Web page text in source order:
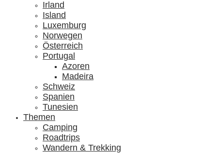
Irland
Island
Luxemburg
Norwegen
Österreich
Portugal
Azoren
Madeira
Schweiz
Spanien
Tunesien
Themen
Camping
Roadtrips
Wandern & Trekking